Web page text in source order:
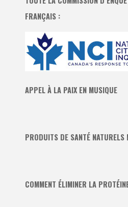
FRANÇAIS :
APPEL À LA PAIX EN MUSIQUE
PRODUITS DE SANTÉ NATURELS
COMMENT ÉLIMINER LA